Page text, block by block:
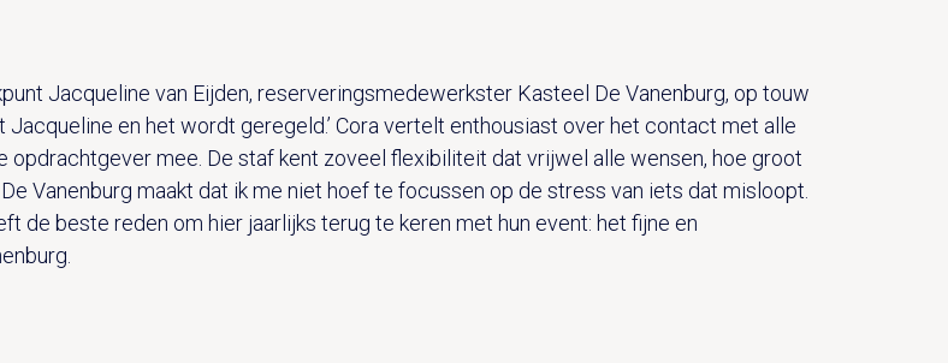
Jacqueline van Eijden, reserveringsmedewerkster Kasteel De Vanenburg, op touw
Jacqueline en het wordt geregeld.’ Cora vertelt enthousiast over het contact met alle
opdrachtgever mee. De staf kent zoveel flexibiliteit dat vrijwel alle wensen, hoe groot
Vanenburg maakt dat ik me niet hoef te focussen op de stress van iets dat misloopt.
de beste reden om hier jaarlijks terug te keren met hun event: het fijne en